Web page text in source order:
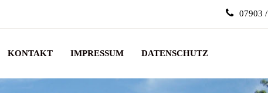
07903
KONTAKT IMPRESSUM DATENSCHUTZ